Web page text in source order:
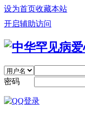
设为首页收藏本站
开启辅助访问
密码